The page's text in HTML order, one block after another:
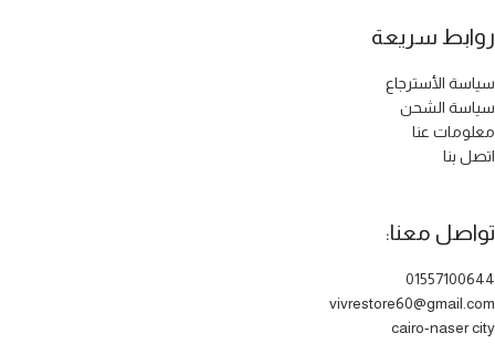
روابط سريعة
سياسة الأسترجاع
سياسة الشحن
معلومات عنا
اتصل بنا
تواصل معنا:
01557100644
vivrestore60@gmail.com
cairo-naser city